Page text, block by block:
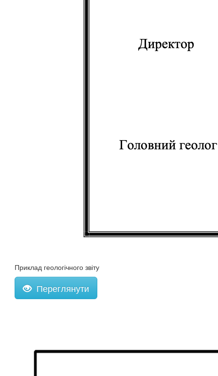
Приклад геологічного звіту
Переглянути